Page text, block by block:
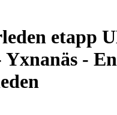
etapp
-